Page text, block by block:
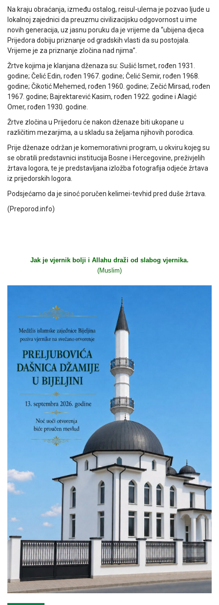
Na kraju obraćanja, između ostalog, reisul-ulema je pozvao ljude u
lokalnoj zajednici da preuzmu civilizacijsku odgovornost u ime
novih generacija, uz jasnu poruku da je vrijeme da “ubijena djeca
Prijedora dobiju priznanje od gradskih vlasti da su postojala.
Vrijeme je za priznanje zločina nad njima”.
Žrtve kojima je klanjana dženaza su: Sušić Ismet, rođen 1931.
godine; Čelić Edin, rođen 1967. godine; Čelić Semir, rođen 1968.
godine; Čikotić Mehemed, rođen 1960. godine; Zečić Mirsad, rođen
1967. godine; Bajrektarević Kasim, rođen 1922. godine i Alagić
Omer, rođen 1930. godine.
Žrtve zločina u Prijedoru će nakon dženaze biti ukopane u
različitim mezarjima, a u skladu sa željama njihovih porodica.
Prije dženaze održan je komemorativni program, u okviru kojeg su
se obratili predstavnici institucija Bosne i Hercegovine, preživjelih
žrtava logora, te je predstavljana izložba fotografija odjeće žrtava
iz prijedorskih logora.
Podsjećamo da je sinoć poručen kelimei-tevhid pred duše žrtava.
(Preporod.info)
Jak je vjernik bolji i Allahu draži od slabog vjernika.
(Muslim)